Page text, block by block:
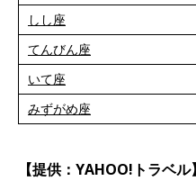
しし座
てんびん座
いて座
みずがめ座
【提供：YAHOO!トラベル】